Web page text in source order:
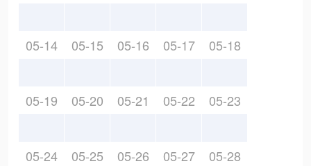
05-14 05-15 05-16 05-17 05-18
05-19 05-20 05-21 05-22 05-23
05-24 05-25 05-26 05-27 05-28